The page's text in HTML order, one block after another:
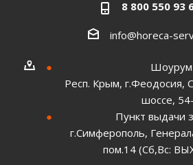
8 800 550 93
info@horeca-
Шоурум
Респ. Крым, г.Феодосия,
шоссе,
Пункт выдачи
г.Симферополь,
пом.14 (Сб,Вс: